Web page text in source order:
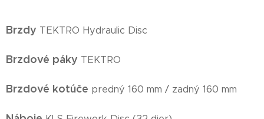
Brzdy TEKTRO Hydraulic Disc
Brzdové páky TEKTRO
Brzdové kotúče predný 160 mm / zadný 160 mm